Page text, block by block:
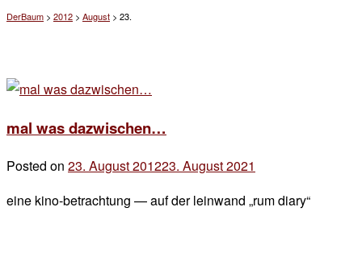
DerBaum > 2012 > August > 23.
mal was dazwischen…
Posted on 23. August 201223. August 2021
chef
eine kino-betrachtung — auf der leinwand „rum diary“